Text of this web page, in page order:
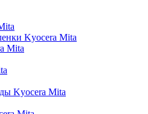
Kyocera Mita
Mita
Kyocera Mita